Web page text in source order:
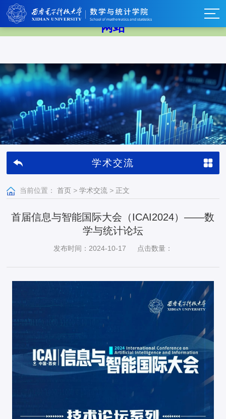
中国·BB贝博艾弗森(股份)有限公司-官方
网站
学术交流
当前位置： 首页 > 学术交流 > 正文
首届信息与智能国际大会（ICAI2024）——数
学与统计论坛
发布时间：2024-10-17 点击数量：